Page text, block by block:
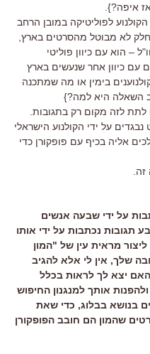
איפה?}.
לפוליטיקה במובן הרחב
לא מבוטל מהסרטים בארץ,
– הוא עם כיוון פוליטי
עם כיוון אחר שנעשים בארץ
בימין או מה שמתכנה
השאלה היא למה?}
לזה מקום רק בתגובות.
על ידי הקולנוע הישראלי
אליה בכיף עם פופקורן כדי
על ידי שבעה אנשים
תגובות נכתבות על ידי אותו
מראית עין של "המון
שלך, אין לי אלא להגיב
האם יצא לך לראות בכלל
אותך למנגנון החיפוש
בנושא בבלוג, כדי שאת
שהמון הם חובב הפופקורן